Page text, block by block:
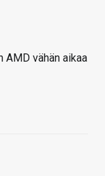
AMD vähän aikaa